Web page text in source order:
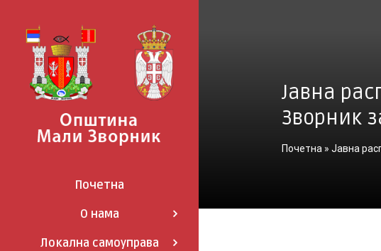
content
Почетна
О нама
Локална самоуправа
Јавна
Зворник
Почетна »Јавна